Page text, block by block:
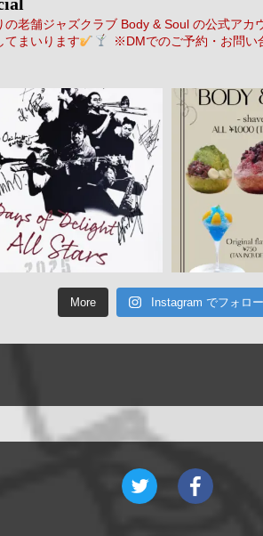
老舗ジャズクラブ Body & Soul の公式アカ
てまいります
※DMでのご予約・お問い
More Instagram でフォロー